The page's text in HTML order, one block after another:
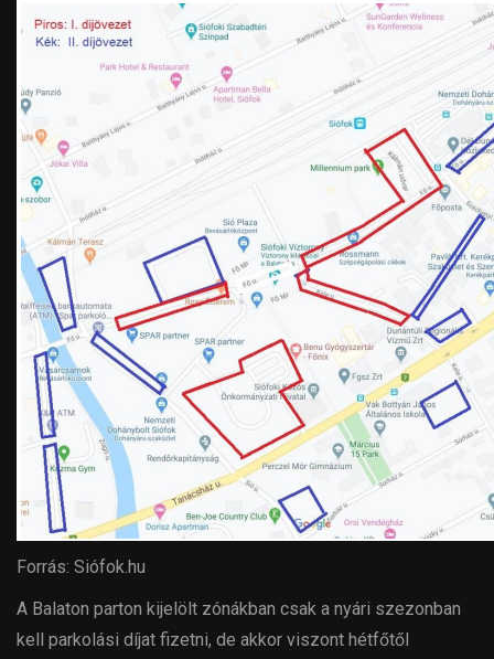
Forrás: Siófok.hu
A Balaton parton kijelölt zónákban csak a nyári szezonban
kell parkolási díjat fizetni, de akkor viszont hétfőtől